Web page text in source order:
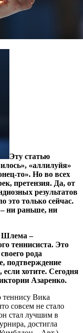
Эту статью
«аллилуйя»
то». Но во всех
претензия. Да, от
результатов
это только сейчас.
ни раньше, ни
Шлема –
теннисиста. Это
рода
подтверждение
если хотите. Сегодня
Азаренко.
Вика
совсем не стало
стал лучшим в
достигла